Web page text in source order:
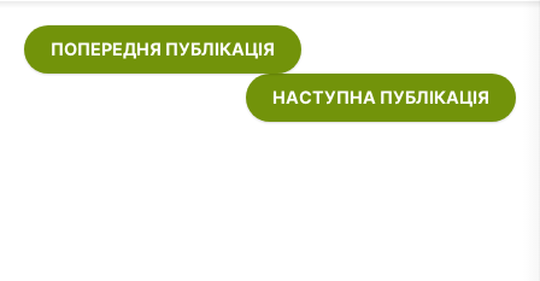
ПОПЕРЕДНЯ ПУБЛІКАЦІЯ
НАСТУПНА ПУБЛІКАЦІЯ